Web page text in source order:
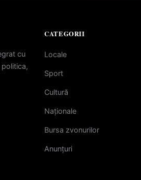
cu
CATEGORII
Locale
Sport
Cultură
Naționale
Bursa zvonurilor
Anunțuri